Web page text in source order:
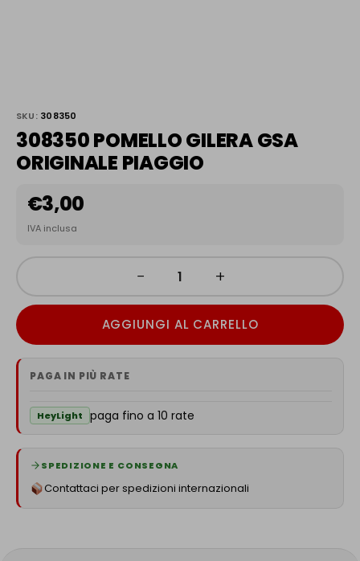
SKU: 308350
308350 POMELLO GILERA GSA
ORIGINALE PIAGGIO
€3,00
IVA inclusa
− +
AGGIUNGI AL CARRELLO
PAGA IN PIÙ RATE
HeyLight paga fino a 10 rate
SPEDIZIONE E CONSEGNA
Contattaci per spedizioni internazionali